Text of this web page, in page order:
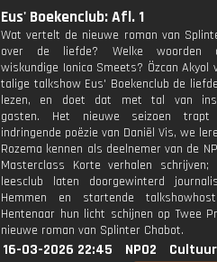
Eus' Boekenclub: Afl. 1
Wat vertelt de nieuwe roman van
over de liefde? Welke woorden
wiskundige Ionica Smeets? Özcan Akyol
talige talkshow Eus' Boekenclub de
lezen, en doet dat met tal van
gasten. Het nieuwe seizoen
indringende poëzie van Daniël Vis, we
Rozema kennen als deelnemer van de
Masterclass Korte verhalen
leesclub laten doorgewinterd
Hemmen en startende
Hentenaar hun licht schijnen op Twee
nieuwe roman van Splinter Chabot.
16-03-2026 22:45 NPO2